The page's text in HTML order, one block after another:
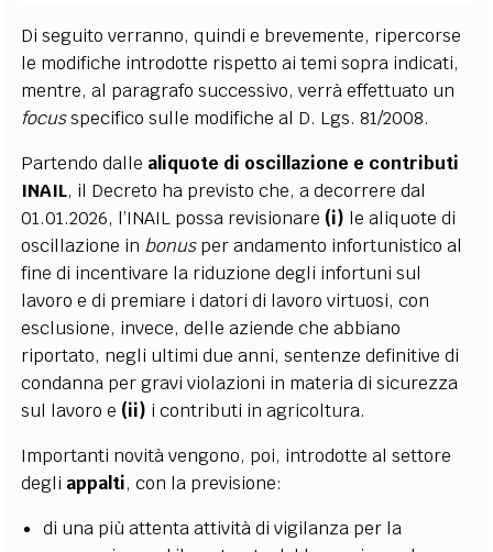
Di seguito verranno, quindi e brevemente, ripercorse
le modifiche introdotte rispetto ai temi sopra indicati,
mentre, al paragrafo successivo, verrà effettuato un
focusspecifico sulle modifiche al D. Lgs. 81/2008.
Partendo dalle aliquote di oscillazione e contributi
INAIL, il Decreto ha previsto che, a decorrere dal
01.01.2026, l’INAIL possa revisionare (i) le aliquote di
oscillazione in bonusper andamento infortunistico al
fine di incentivare la riduzione degli infortuni sul
lavoro e di premiare i datori di lavoro virtuosi, con
esclusione, invece, delle aziende che abbiano
riportato, negli ultimi due anni, sentenze definitive di
condanna per gravi violazioni in materia di sicurezza
sul lavoro e (ii) i contributi in agricoltura.
Importanti novità vengono, poi, introdotte al settore
degli appalti, con la previsione:
di una più attenta attività di vigilanza per la